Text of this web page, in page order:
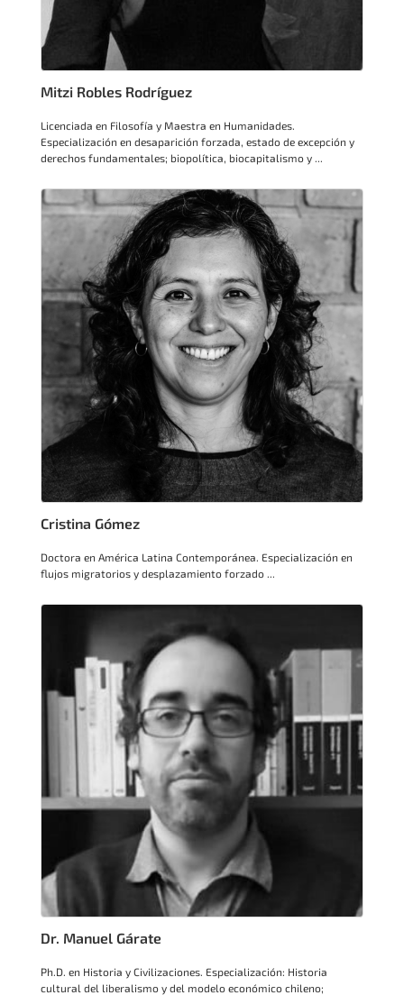
Mitzi Robles Rodríguez
Licenciada en Filosofía y Maestra en Humanidades.
Especialización en desaparición forzada, estado de excepción y
derechos fundamentales; biopolítica, biocapitalismo y ...
Cristina Gómez
Doctora en América Latina Contemporánea. Especialización en
flujos migratorios y desplazamiento forzado ...
Dr. Manuel Gárate
Ph.D. en Historia y Civilizaciones. Especialización: Historia
cultural del liberalismo y del modelo económico chileno;